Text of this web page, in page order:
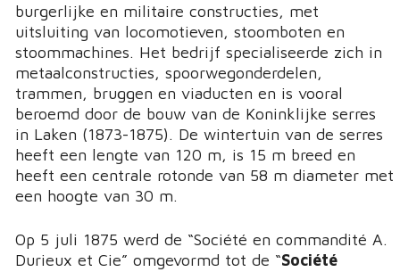
burgerlijke en militaire constructies, met
uitsluiting van locomotieven, stoomboten en
stoommachines. Het bedrijf specialiseerde zich in
metaalconstructies, spoorwegonderdelen,
trammen, bruggen en viaducten en is vooral
beroemd door de bouw van de Koninklijke serres
in Laken (1873-1875). De wintertuin van de serres
heeft een lengte van 120 m, is 15 m breed en
heeft een centrale rotonde van 58 m diameter met
een hoogte van 30 m.
Op 5 juli 1875 werd de “Société en commandité A.
Durieux et Cie” omgevormd tot de “Société